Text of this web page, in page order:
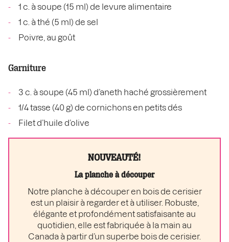
1 c. à soupe (15 ml) de levure alimentaire
1 c. à thé (5 ml) de sel
Poivre, au goût
Garniture
3 c. à soupe (45 ml) d’aneth haché grossièrement
1/4 tasse (40 g) de cornichons en petits dés
Filet d’huile d’olive
NOUVEAUTÉ!
La planche à découper
Notre planche à découper en bois de cerisier
est un plaisir à regarder et à utiliser. Robuste,
élégante et profondément satisfaisante au
quotidien, elle est fabriquée à la main au
Canada à partir d’un superbe bois de cerisier.